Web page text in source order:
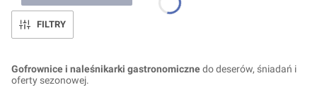
FILTRY
Gofrownice i naleśnikarki gastronomicznedo deserów, śniadań i
oferty sezonowej.